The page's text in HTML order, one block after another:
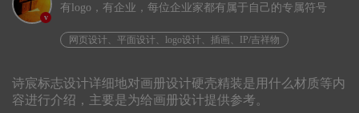
v
有logo，有企业，每位企业家都有属于自己的专属符号
网页设计、平面设计、logo设计、插画、IP/吉祥物
诗宸标志设计详细地对画册设计硬壳精装是用什么材质等内
容进行介绍，主要是为给画册设计提供参考。